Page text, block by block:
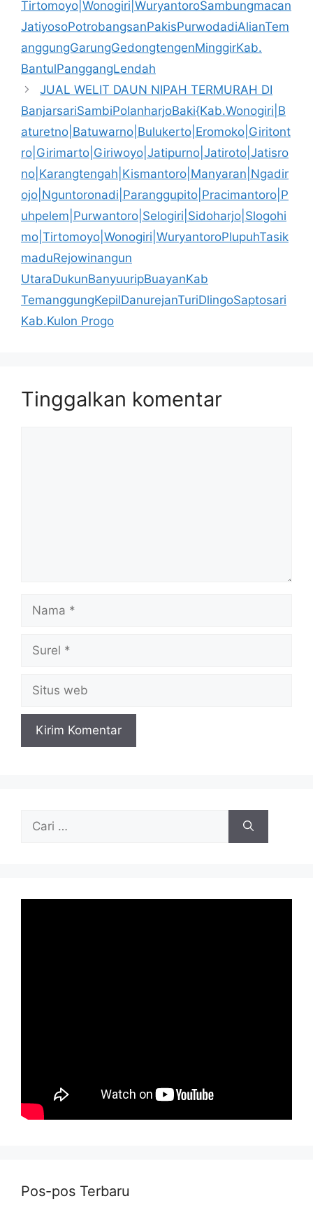
Tirtomoyo|Wonogiri|WuryantoroSambungmacan
JatiyosoPotrobangsanPakisPurwodadiAlianTem
anggungGarungGedongtengenMinggirKab.
BantulPanggangLendah
JUAL WELIT DAUN NIPAH TERMURAH DI
BanjarsariSambiPolanharjoBaki{Kab.Wonogiri|B
aturetno|Batuwarno|Bulukerto|Eromoko|Giritont
ro|Girimarto|Giriwoyo|Jatipurno|Jatiroto|Jatisro
no|Karangtengah|Kismantoro|Manyaran|Ngadir
ojo|Nguntoronadi|Paranggupito|Pracimantoro|P
uhpelem|Purwantoro|Selogiri|Sidoharjo|Slogohi
mo|Tirtomoyo|Wonogiri|WuryantoroPlupuhTasik
maduRejowinangun
UtaraDukunBanyuuripBuayanKab
TemanggungKepilDanurejanTuriDlingoSaptosari
Kab.Kulon Progo
Tinggalkan komentar
Nama
Surel
Situs
web
Cari
Pos-pos Terbaru